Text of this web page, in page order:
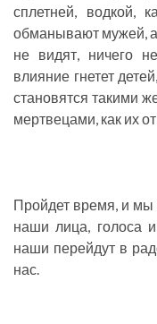
сплетней, водкой,
обманывают мужей, а
не видят, ничего
влияние гнетет
становятся такими
мертвецами, как их
Пройдет время, и мы
наши лица, голоса
наши перейдут в
нас.